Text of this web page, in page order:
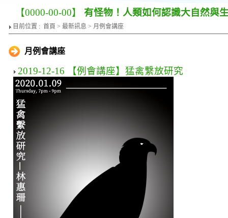
【0000-00-00】 有怪物！人類如何認識大自然與
目前位置 : 首頁 >最新訊息 > 月例會講座
月例會講座
2019-12-16 【例會講座】猛禽繫放研究